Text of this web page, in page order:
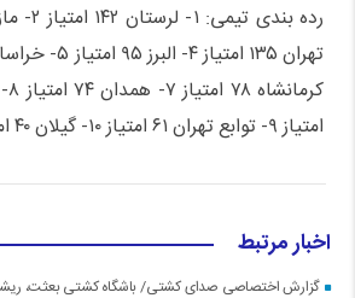
امتیاز ۹- توابع تهران ۶۱ امتیاز ۱۰- گیلان ۴۰ امتیاز
اخبار مرتبط
گزارش اختصاصی صدای کشتی/ باشگاه کشتی بعثت،